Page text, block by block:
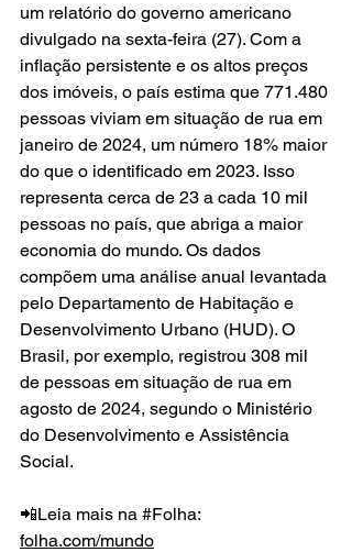
um relatório do governo americano
divulgado na sexta-feira (27). Com a
inflação persistente e os altos preços
dos imóveis, o país estima que 771.480
pessoas viviam em situação de rua em
janeiro de 2024, um número 18% maior
do que o identificado em 2023. Isso
representa cerca de 23 a cada 10 mil
pessoas no país, que abriga a maior
economia do mundo. Os dados
compõem uma análise anual levantada
pelo Departamento de Habitação e
Desenvolvimento Urbano (HUD). O
Brasil, por exemplo, registrou 308 mil
de pessoas em situação de rua em
agosto de 2024, segundo o Ministério
do Desenvolvimento e Assistência
Social.
📲Leia mais na #Folha:
folha.com/mundo